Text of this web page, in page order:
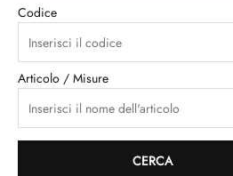
Codice
Articolo / Misure